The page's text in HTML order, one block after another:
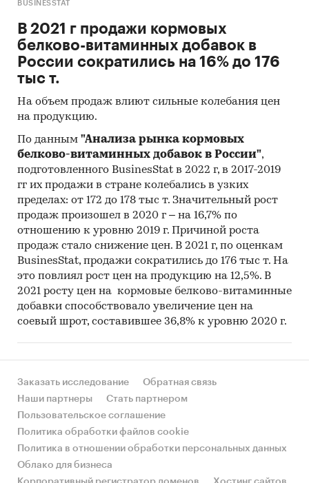
BUSINESSTAT
В 2021 г продажи кормовых
белково-витаминных добавок в
России сократились на 16% до 176
тыс т.
На объем продаж влиют сильные колебания цен
на продукцию.
По данным "Анализа рынка кормовых
белково-витаминных добавок в России",
подготовленного BusinesStat в 2022 г, в 2017-2019
гг их продажи в стране колебались в узких
пределах: от 172 до 178 тыс т. Значительный рост
продаж произошел в 2020 г – на 16,7% по
отношению к уровню 2019 г. Причиной роста
продаж стало снижение цен. В 2021 г, по оценкам
BusinesStat, продажи сократились до 176 тыс т. На
это повлиял рост цен на продукцию на 12,5%. В
2021 росту цен на кормовые белково-витаминные
добавки способствовало увеличение цен на
соевый шрот, составившее 36,8% к уровню 2020 г.
Заказать исследование
Обратная связь
Наши партнеры
Стать партнером
Пользовательское соглашение
Политика обработки файлов cookie
Политика в отношении обработки персональных данных
Облако для бизнеса